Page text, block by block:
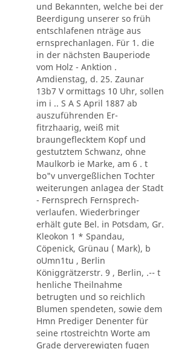
und Bekannten, welche bei der
Beerdigung unserer so früh
entschlafenen nträge aus
ernsprechanlagen. Für 1. die
in der nächsten Bauperiode
vom Holz - Anktion .
Amdienstag, d. 25. Zaunar
13b7 V ormittags 10 Uhr, sollen
im i .. S A S April 1887 ab
auszuführenden Er-
fitrzhaarig, weiß mit
braungeflecktem Kopf und
gestutztem Schwanz, ohne
Maulkorb ie Marke, am 6 . t
bo"v unvergeßlichen Tochter
weiterungen anlagea der Stadt
- Fernsprech Fernsprech-
verlaufen. Wiederbringer
erhält gute Bel. in Potsdam, Gr.
Kleokon 1 * Spandau,
Cöpenick, Grünau ( Mark), b
oUmn1tu , Berlin
Königgrätzerstr. 9 , Berlin, .-- t
henliche Theilnahme
betrugten und so reichlich
Blumen spendeten, sowie dem
Hmn Prediger Denenter für
seine rtostreichtn Worte am
Grade derverewigten fugen